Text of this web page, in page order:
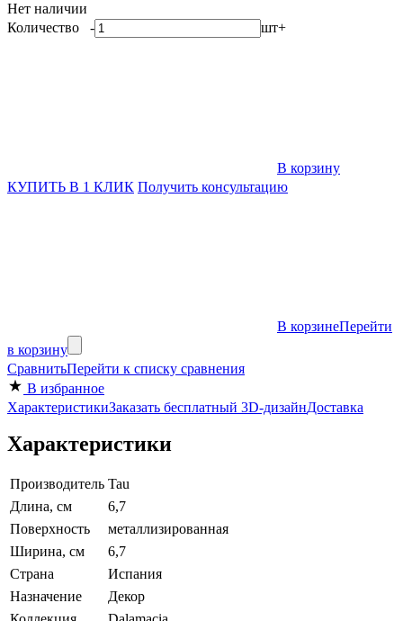
Нет наличии
Количество - шт+
В корзину
КУПИТЬ В 1 КЛИК Получить консультацию
В корзинеПерейти
в корзину
СравнитьПерейти к списку сравнения
В избранное
ХарактеристикиЗаказать бесплатный 3D-дизайнДоставка
Характеристики
Производитель Tau
Длина, см
6,7
Поверхность
металлизированная
Ширина, см
6,7
Страна
Испания
Назначение
Декор